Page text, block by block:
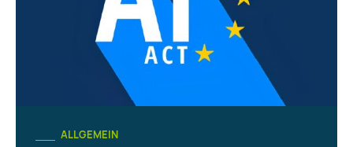
ALLGEMEIN